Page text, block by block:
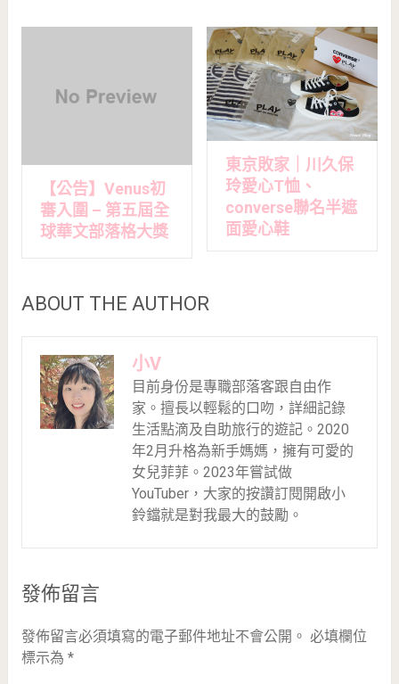
【公告】Venus初
審入圍 – 第五屆全
球華文部落格大獎
東京敗家｜川久保
玲愛心T恤、
converse聯名半遮
面愛心鞋
ABOUT THE AUTHOR
小V
目前身份是專職部落客跟自由作
家。擅長以輕鬆的口吻，詳細記錄
生活點滴及自助旅行的遊記。2020
年2月升格為新手媽媽，擁有可愛的
女兒菲菲。2023年嘗試做
YouTuber，大家的按讚訂閱開啟小
鈴鐺就是對我最大的鼓勵。
發佈留言
發佈留言必須填寫的電子郵件地址不會公開。 必填欄位
標示為 *